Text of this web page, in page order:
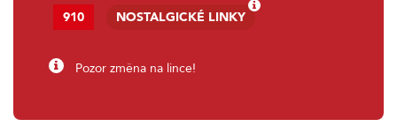
910 NOSTALGICKÉ LINKY
Pozor změna na lince!